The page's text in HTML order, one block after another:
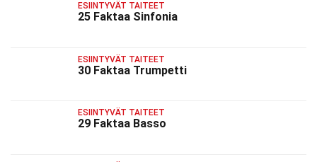
ESIINTYVÄT TAITEET
25 Faktaa Sinfonia
ESIINTYVÄT TAITEET
30 Faktaa Trumpetti
ESIINTYVÄT TAITEET
29 Faktaa Basso